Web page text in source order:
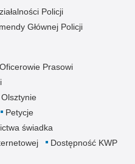
Policji
Głównej Policji
Oficerowie Prasowi
Petycje
świadka
Dostępność KWP